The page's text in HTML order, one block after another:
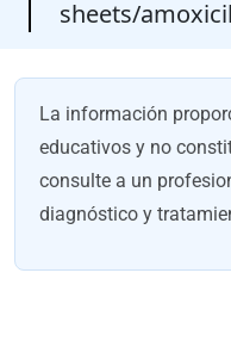
sheets/
La información
educativos y no
consulte a un
diagnóstico y